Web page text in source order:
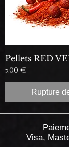
Pellets RED
Prix
5,00 €
Rupture
Visa,